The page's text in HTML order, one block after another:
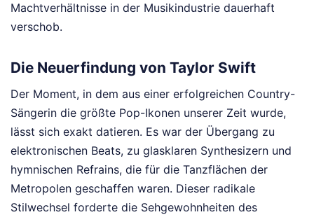
Machtverhältnisse in der Musikindustrie dauerhaft
verschob.
Die Neuerfindung von Taylor Swift
Der Moment, in dem aus einer erfolgreichen Country-
Sängerin die größte Pop-Ikonen unserer Zeit wurde,
lässt sich exakt datieren. Es war der Übergang zu
elektronischen Beats, zu glasklaren Synthesizern und
hymnischen Refrains, die für die Tanzflächen der
Metropolen geschaffen waren. Dieser radikale
Stilwechsel forderte die Sehgewohnheiten des